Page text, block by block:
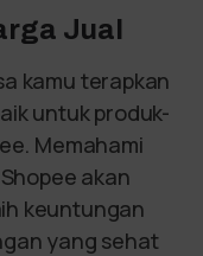
Jual
kamu terapkan
untuk produk-
Memahami
akan
keuntungan
yang sehat